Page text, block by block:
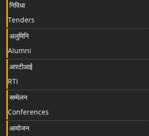
निविधा
Tenders
अलुमिनि
Alumni
आरटीआई
RTI
सम्मेलन
Conferences
आयोजन